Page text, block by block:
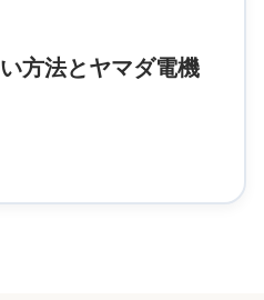
方法とヤマダ電機